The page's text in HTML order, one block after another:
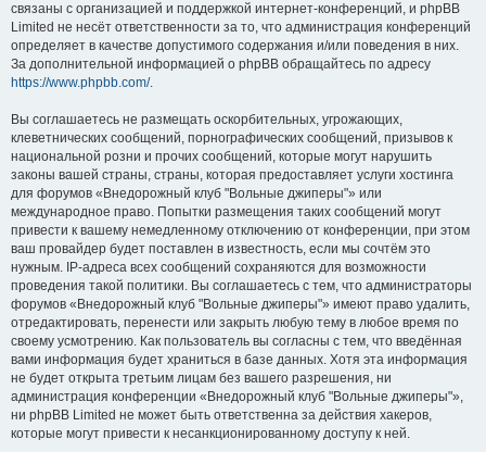
связаны с организацией и поддержкой интернет-конференций, и phpBB
Limited не несёт ответственности за то, что администрация конференций
определяет в качестве допустимого содержания и/или поведения в них.
За дополнительной информацией о phpBB обращайтесь по адресу
https://www.phpbb.com/.
Вы соглашаетесь не размещать оскорбительных, угрожающих,
клеветнических сообщений, порнографических сообщений, призывов к
национальной розни и прочих сообщений, которые могут нарушить
законы вашей страны, страны, которая предоставляет услуги хостинга
для форумов «Внедорожный клуб "Вольные джиперы"» или
международное право. Попытки размещения таких сообщений могут
привести к вашему немедленному отключению от конференции, при этом
ваш провайдер будет поставлен в известность, если мы сочтём это
нужным. IP-адреса всех сообщений сохраняются для возможности
проведения такой политики. Вы соглашаетесь с тем, что администраторы
форумов «Внедорожный клуб "Вольные джиперы"» имеют право удалить,
отредактировать, перенести или закрыть любую тему в любое время по
своему усмотрению. Как пользователь вы согласны с тем, что введённая
вами информация будет храниться в базе данных. Хотя эта информация
не будет открыта третьим лицам без вашего разрешения, ни
администрация конференции «Внедорожный клуб "Вольные джиперы"»,
ни phpBB Limited не может быть ответственна за действия хакеров,
которые могут привести к несанкционированному доступу к ней.